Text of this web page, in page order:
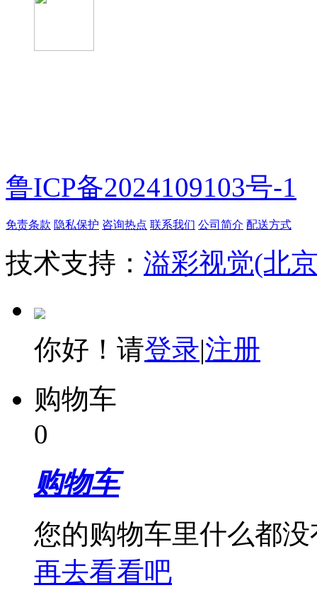
鲁ICP备2024109103号-1
免责条款 隐私保护 咨询热点 联系我们 公司简介 配送方式
技术支持： 溢彩视觉(北
你好！请登录|注册
购物车
0
购物车
您的购物车里什么都没
再去看看吧